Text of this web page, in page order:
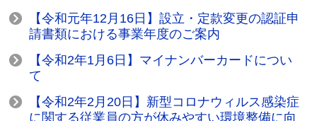
【令和元年12月16日】設立・定款変更の認証申
請書類における事業年度のご案内
【令和2年1月6日】マイナンバーカードについ
て
【令和2年2月20日】新型コロナウィルス感染症
に関する従業員の方が休みやすい環境整備に向